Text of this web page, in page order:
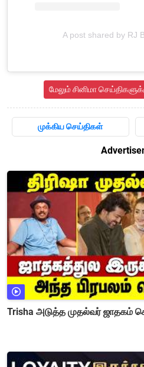
A post shared by RJ
மேலும் சினிமா
முக்கிய செய்திகள்
Trisha அடுத்த முதல்வர்